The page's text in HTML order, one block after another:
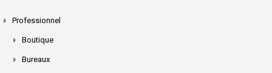
Professionnel
Boutique
Bureaux